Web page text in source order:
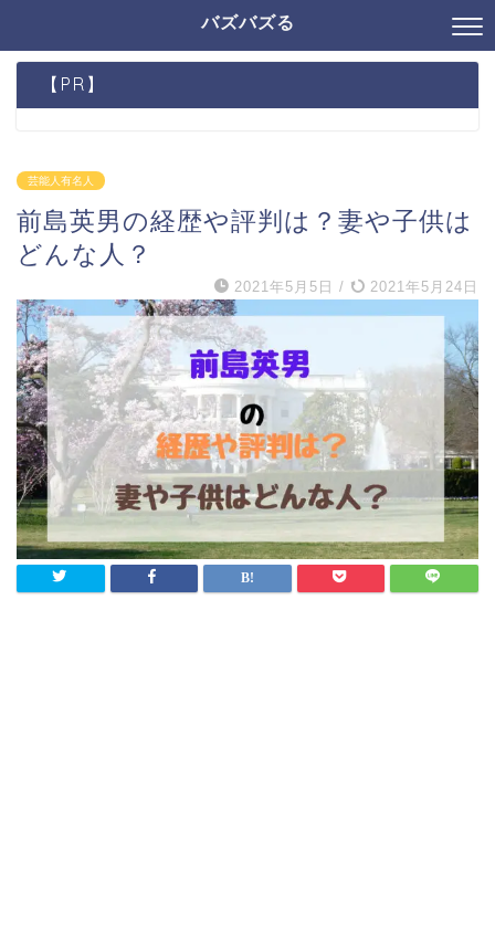
バズバズる
【PR】
芸能人有名人
前島英男の経歴や評判は？妻や子供は
どんな人？
2021年5月5日 / 2021年5月24日